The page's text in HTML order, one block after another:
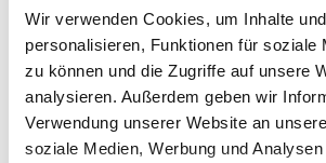
Wir verwenden Cookies, um Inhalte
personalisieren, Funktionen für soziale
zu können und die Zugriffe auf unsere
analysieren. Außerdem geben wir
Verwendung unserer Website an
soziale Medien, Werbung und